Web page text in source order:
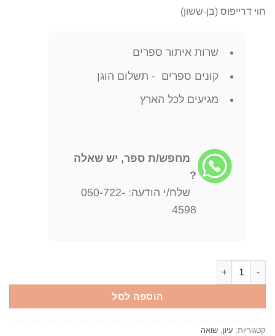
חוי דרייפוס (בן-ששון)
שרות איתור ספרים
קונים ספרים - תשלום הוגן
מגיעים לכל הארץ
מחפש/ת ספר, יש שאלה
?
שלח/י הודעה: 050-722-
4598
הוספה לסל
קטגוריות: עיון, שואה